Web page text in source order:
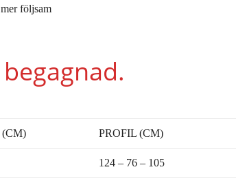
följsam
PROFIL (CM)
124 – 76 – 105